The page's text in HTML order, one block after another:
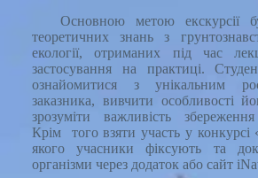
Основною метою екскурсії
теоретичних знань з
екології, отриманих під час
застосування на практиці.
ознайомитися з унікальним
заказника, вивчити особливості
зрозуміти важливість збереження
Крім того взяти участь у конкурсі
якого учасники фіксують та
організми через додаток або сайт